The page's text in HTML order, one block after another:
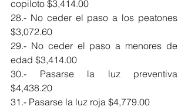
copiloto $3,414.00
28.- No ceder el paso a los peatones
$3,072.60
29.- No ceder el paso a menores de
edad $3,414.00
30.- Pasarse la luz preventiva
$4,438.20
31.- Pasarse la luz roja $4,779.00